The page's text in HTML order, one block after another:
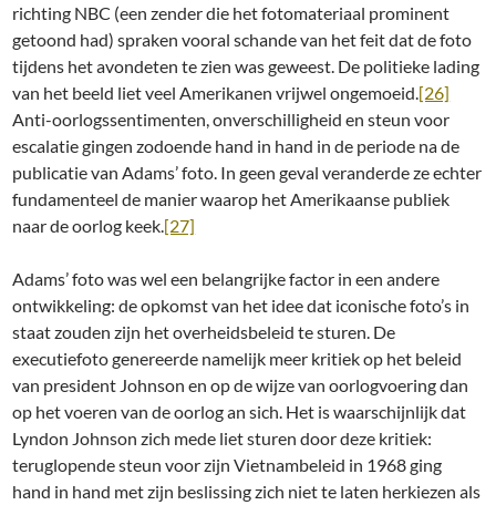
richting NBC (een zender die het fotomateriaal prominent
getoond had) spraken vooral schande van het feit dat de foto
tijdens het avondeten te zien was geweest. De politieke lading
van het beeld liet veel Amerikanen vrijwel ongemoeid. [26]
Anti-oorlogssentimenten, onverschilligheid en steun voor
escalatie gingen zodoende hand in hand in de periode na de
publicatie van Adams’ foto. In geen geval veranderde ze echter
fundamenteel de manier waarop het Amerikaanse publiek
naar de oorlog keek. [27]
Adams’ foto was wel een belangrijke factor in een andere
ontwikkeling: de opkomst van het idee dat iconische foto’s in
staat zouden zijn het overheidsbeleid te sturen. De
executiefoto genereerde namelijk meer kritiek op het beleid
van president Johnson en op de wijze van oorlogvoering dan
op het voeren van de oorlog an sich. Het is waarschijnlijk dat
Lyndon Johnson zich mede liet sturen door deze kritiek:
teruglopende steun voor zijn Vietnambeleid in 1968 ging
hand in hand met zijn beslissing zich niet te laten herkiezen als